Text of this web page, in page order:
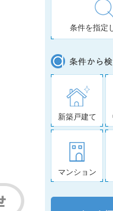
条件を指定
新築戸建て
マンション